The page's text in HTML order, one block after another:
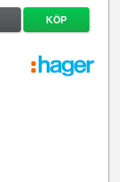
KÖP